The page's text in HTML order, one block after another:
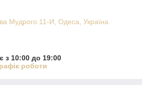
Мудрого 11-И, Одеса, Україна
з 10:00 до 19:00
роботи